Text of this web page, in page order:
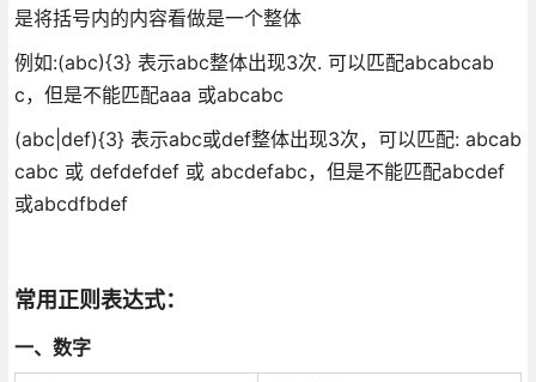
是将括号内的内容看做是一个整体
例如:(abc){3} 表示abc整体出现3次. 可以匹配abcabcab
c，但是不能匹配aaa 或abcabc
(abc|def){3} 表示abc或def整体出现3次，可以匹配: abcab
cabc 或 defdefdef 或 abcdefabc，但是不能匹配abcdef
或abcdfbdef
常用正则表达式：
一、数字